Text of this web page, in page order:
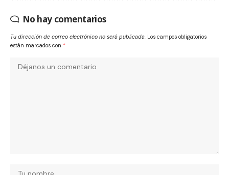
No hay comentarios
Tu dirección de correo electrónico no será publicada. Los campos obligatorios
están marcados con *